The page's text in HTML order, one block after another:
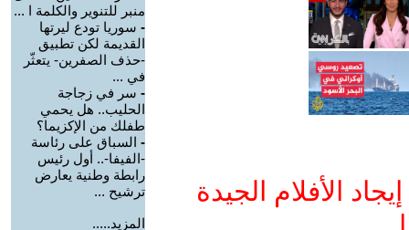
الأفلام الجيدة
منبر للتنوير والكلمة ا ...
- سوريا تودع ليرتها
القديمة لكن تطبيق
-حذف الصفرين- يتعثّر
في ...
- سر في زجاجة
الحليب.. هل يحمي
طفلك من الإكزيما؟
- السباق على رئاسة
-الفيفا-.. أول رئيس
رابطة وطنية يعارض
ترشيح ...
المزيد.....